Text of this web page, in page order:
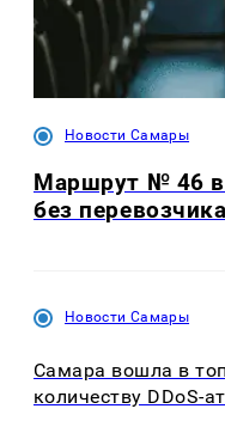
Новости Самары
Маршрут № 46 в
без перевозчика
Новости Самары
Самара вошла в
количеству DDoS-